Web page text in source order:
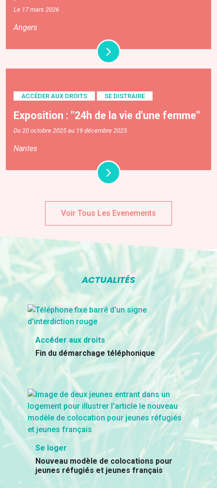
Le 17 mars 2026
Angers
ACCÉDER AUX DROITS SE DISTRAIRE
Exposition : "24h de la vie d'une femme"
Du 20 octobre 2025 au 19 décembre 2025
Nantes
Voir Tous Les Evenements
ACTUALITÉS
Accéder aux droits
Fin du démarchage téléphonique
Se loger
Nouveau modèle de colocations pour
jeunes réfugiés et jeunes français